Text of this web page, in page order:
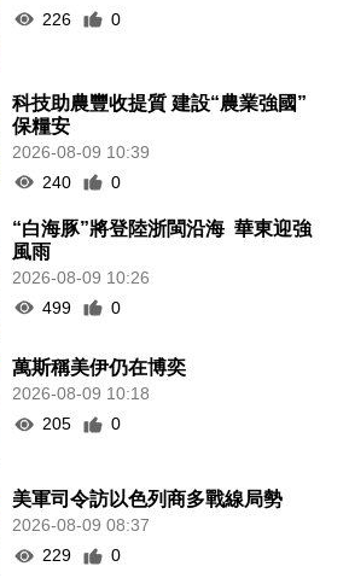
226
0
科技助農豐收提質 建設“農業強國”
保糧安
2026-08-09 10:39
240
0
“白海豚”將登陸浙閩沿海 華東迎強
風雨
2026-08-09 10:26
499
0
萬斯稱美伊仍在博奕
2026-08-09 10:18
205
0
美軍司令訪以色列商多戰線局勢
2026-08-09 08:37
229
0